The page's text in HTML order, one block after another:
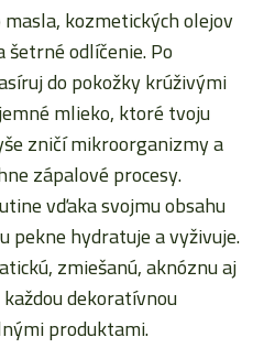
kozmetických olejov
šetrné odlíčenie. Po
do pokožky krúživými
mlieko, ktoré tvoju
zničí mikroorganizmy a
zápalové procesy.
vďaka svojmu obsahu
pekne hydratuje a vyživuje.
zmiešanú, aknóznu aj
dekoratívnou
produktami.